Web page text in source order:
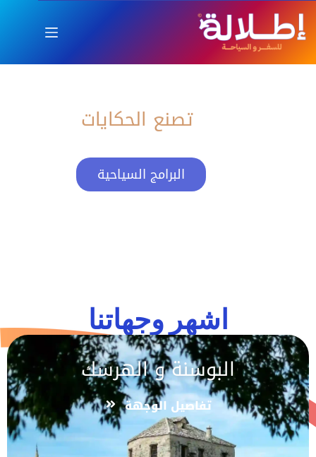
اطلالة
العام الجديد بإطلالة ساحرة
تصنع الحكايات
البرامج السياحية
اشهر وجهاتنا
البوسنة و الهرسك
تفاصيل الوجهة